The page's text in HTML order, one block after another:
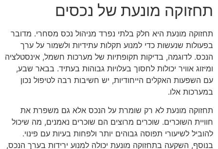
תחזוקה מונעת של נכסים
תחזוקה מונעת היא חלק בלתי נפרד מניהול נכס מסחרי. מדובר
בפעולות שנעשות כדי למנוע תקלות עתידיות ולשמור על ערך
הנכס. לדוגמה, בדיקות תקופתיות של מערכות חשמל, אינסטלציה
ומיזוג אוויר יכולות לחסוך בעלויות גבוהות בעתיד. בבאר שבע,
עם השפעות האקלים הייחודיות, יש חשיבות רבה לטיפול נכון
במערכות אלו.
תחזוקה מונעת לא רק שומרת על הנכס אלא גם משפרת את
חוויית השוכרים. שוכרים מרוצים הם שוכרים נאמנים, מה שיכול
להוביל לשיעורי תפוסה גבוהים יותר ולפחות בעיות עם פינוי.
בנוסף, השקעה בתחזוקה מונעת יכולה למנוע ירידות בערך הנכס,